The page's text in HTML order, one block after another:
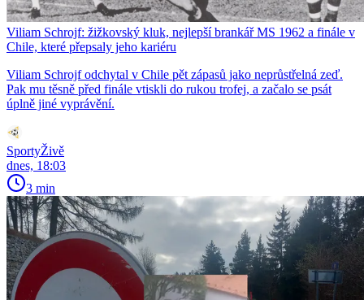
Viliam Schrojf: žižkovský kluk, nejlepší brankář MS 1962 a finále v
Chile, které přepsaly jeho kariéru
Viliam Schrojf odchytal v Chile pět zápasů jako neprůstřelná zeď.
Pak mu těsně před finále vtiskli do rukou trofej, a začalo se psát
úplně jiné vyprávění.
SportyŽivě
dnes, 18:03
3 min